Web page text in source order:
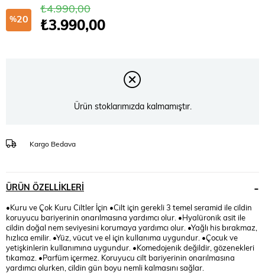
%20
₺4.990,00
₺3.990,00
Ürün stoklarımızda kalmamıştır.
Kargo Bedava
ÜRÜN ÖZELLIKLERI
•Kuru ve Çok Kuru Ciltler İçin •Cilt için gerekli 3 temel seramid ile cildin
koruyucu bariyerinin onarılmasına yardımcı olur. •Hyalüronik asit ile
cildin doğal nem seviyesini korumaya yardımcı olur. •Yağlı his bırakmaz,
hızlıca emilir. •Yüz, vücut ve el için kullanıma uygundur. •Çocuk ve
yetişkinlerin kullanımına uygundur. •Komedojenik değildir, gözenekleri
tıkamaz. •Parfüm içermez. Koruyucu cilt bariyerinin onarılmasına
yardımcı olurken, cildin gün boyu nemli kalmasını sağlar.